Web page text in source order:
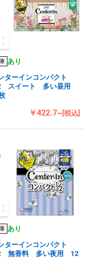
あり
ターインコンパクト
スイート 多い昼用
￥422.7~[税込]
あり
ターインコンパクト
無香料 多い夜用 12